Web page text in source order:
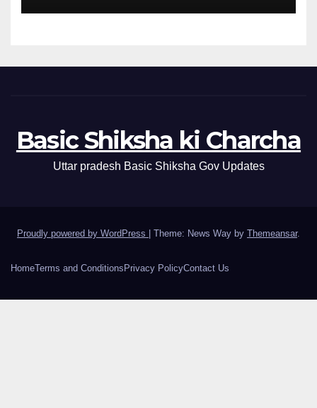
Basic Shiksha ki Charcha
Uttar pradesh Basic Shiksha Gov Updates
Proudly powered by WordPress Theme: News Way by Themeansar.
HomeTerms and Conditions Privacy PolicyContact Us